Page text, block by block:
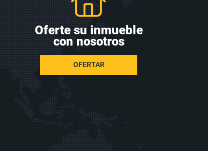
Oferte su inmueble
con nosotros
OFERTAR